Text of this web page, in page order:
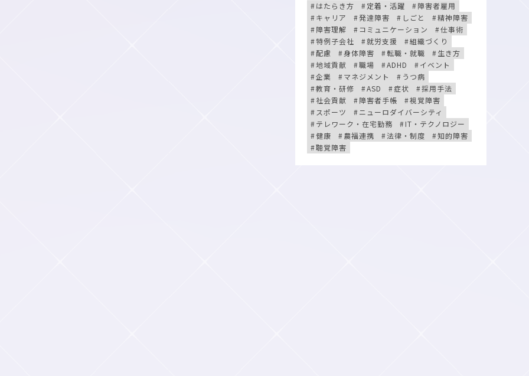
はたらき方 定着・活躍
障害者雇用
キャリア
発達障害 しごと
精神障害
障害理解
コミュニケーション
仕事術
特例子会社
就労支援
組織づくり
配慮
身体障害 転職・就職
生き方
地域貢献
職場 ADHD
イベント
企業
マネジメント
うつ病
教育・研修
ASD 症状
採用手法
社会貢献
障害者手帳
視覚障害
スポーツ
ニューロダイバーシティ
テレワーク・在宅勤務
IT・テクノロジー
健康
農福連携 法律・制度
知的障害
聴覚障害